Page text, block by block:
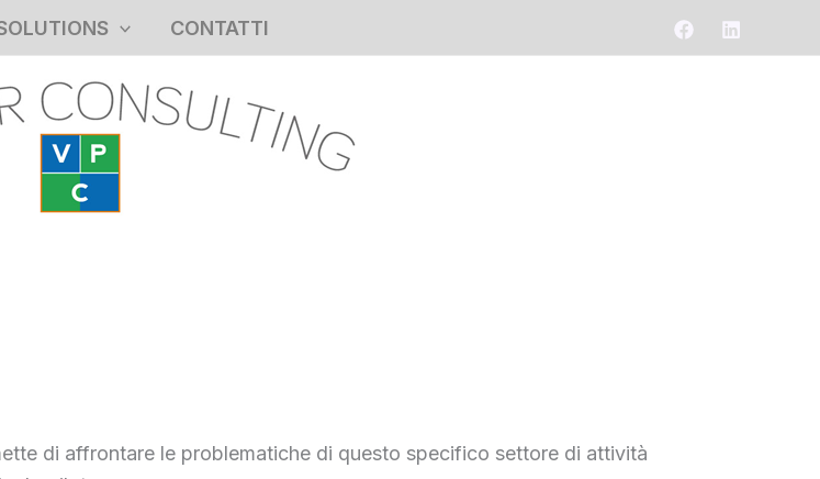
CONTATTI
di affrontare le problematiche di questo specifico settore di attività